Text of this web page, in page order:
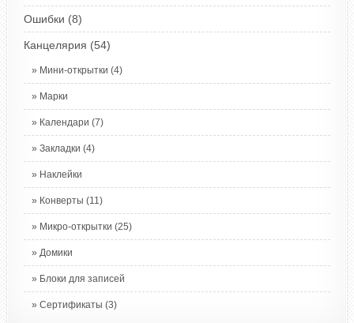
Ошибки (8)
Канцелярия (54)
Мини-открытки (4)
Марки
Календари (7)
Закладки (4)
Наклейки
Конверты (11)
Микро-открытки (25)
Домики
Блоки для записей
Сертификаты (3)